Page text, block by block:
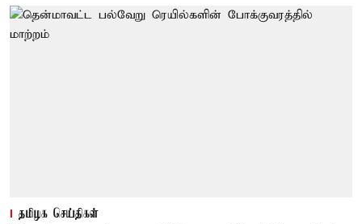
தமிழக செய்திகள்